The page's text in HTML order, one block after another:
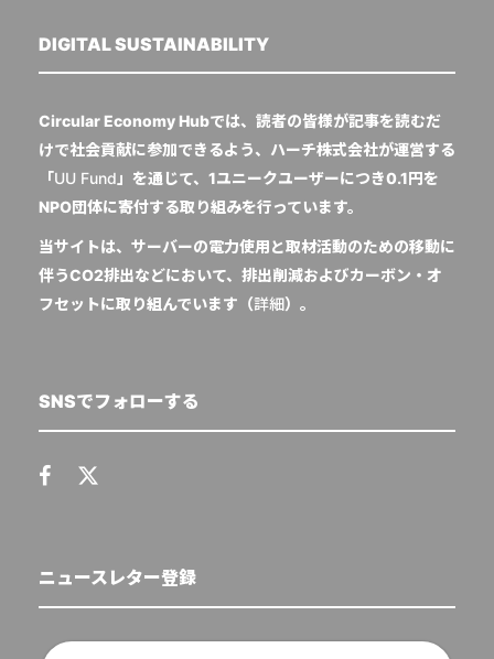
DIGITAL SUSTAINABILITY
Circular Economy Hubでは、読者の皆様が記事を読むだ
けで社会貢献に参加できるよう、ハーチ株式会社が運営する
「UU Fund 」を通じて、1ユニークユーザーにつき0.1円を
NPO団体に寄付する取り組みを行っています。
当サイトは、サーバーの電力使用と取材活動のための移動に
伴うCO2排出などにおいて、排出削減およびカーボン・オ
フセットに取り組んでいます（詳細）。
SNSでフォローする
ニュースレター登録